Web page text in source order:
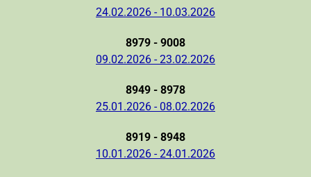
24.02.2026 - 10.03.2026
8979 - 9008
09.02.2026 - 23.02.2026
8949 - 8978
25.01.2026 - 08.02.2026
8919 - 8948
10.01.2026 - 24.01.2026